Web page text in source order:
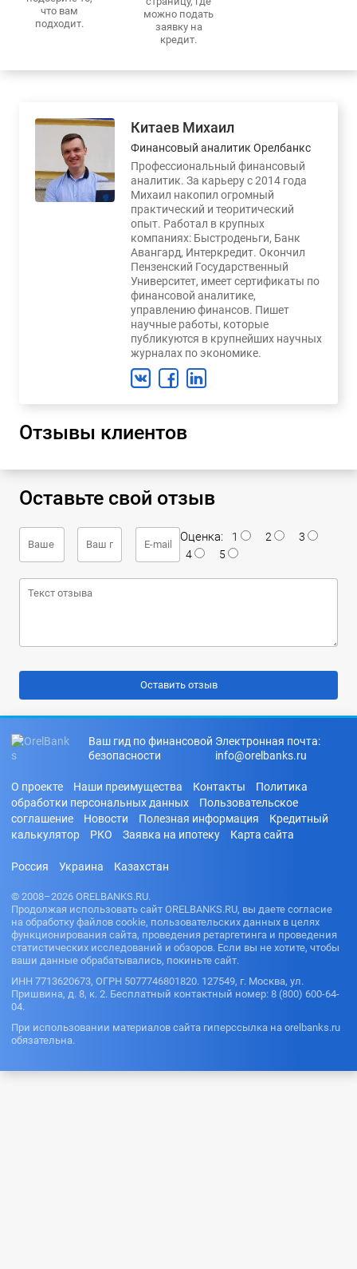
что вам
подходит.
можно подать
заявку на
кредит.
Китаев Михаил
Финансовый аналитик Орелбанкс
Профессиональный финансовый
аналитик. За карьеру с 2014 года
Михаил накопил огромный
практический и теоритический
опыт. Работал в крупных
компаниях: Быстроденьги, Банк
Авангард, Интеркредит. Окончил
Пензенский Государственный
Университет, имеет сертификаты по
финансовой аналитике,
управлению финансов. Пишет
научные работы, которые
публикуются в крупнейших научных
журналах по экономике.
Отзывы клиентов
Оставьте свой отзыв
Оценка: 1 2
3
4
5
Ваш гид по финансовой
безопасности
Электронная почта:
info@orelbanks.ru
О проекте Наши преимущества Контакты
Политика
обработки персональных данных
Пользовательское
соглашение
Новости Полезная информация
Кредитный
калькулятор
РКО Заявка на ипотеку Карта сайта
Россия Украина Казахстан
© 2008–2026 ORELBANKS.RU.
Продолжая использовать сайт ORELBANKS.RU, вы даете согласие
на обработку файлов cookie, пользовательских данных в целях
функционирования сайта, проведения ретаргетинга и проведения
статистических исследований и обзоров. Если вы не хотите, чтобы
ваши данные обрабатывались, покиньте сайт.
ИНН 7713620673, ОГРН 5077746801820. 127549, г. Москва, ул.
Пришвина, д. 8, к. 2. Бесплатный контактный номер: 8 (800) 600-64-
04.
При использовании материалов сайта гиперссылка на orelbanks.ru
обязательна.